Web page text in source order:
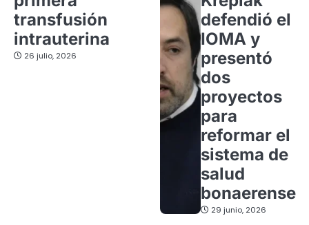
transfusión
intrauterina
26 julio, 2026
defendió el
IOMA y
presentó
dos
proyectos
para
reformar el
sistema de
salud
bonaerense
29 junio, 2026